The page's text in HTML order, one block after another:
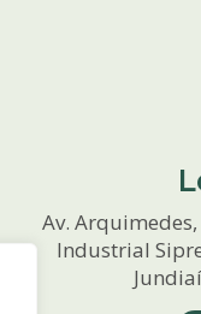
Av.
Industrial